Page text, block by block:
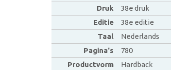
Druk
38e druk
Editie
38e editie
Taal
Nederlands
Pagina's
780
Productvorm
Hardback